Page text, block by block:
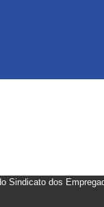
Sindicato dos